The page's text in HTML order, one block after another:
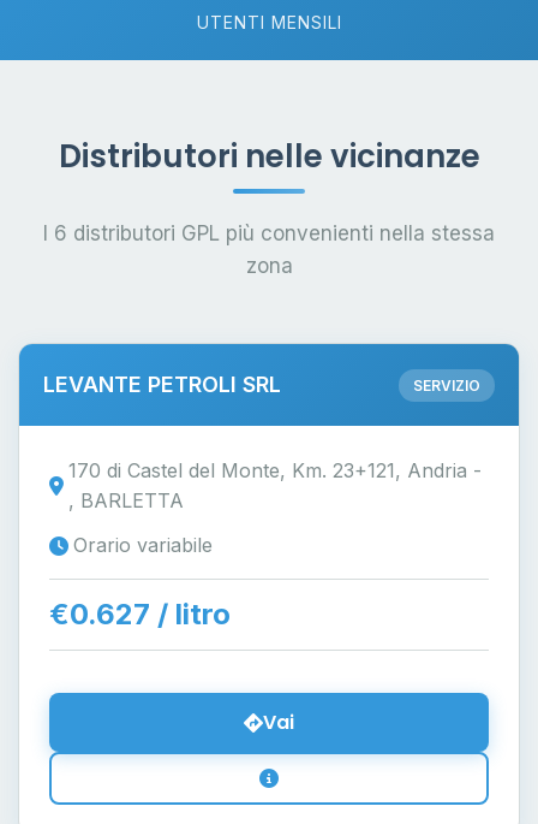
UTENTI MENSILI
Distributori nelle vicinanze
I 6 distributori GPL più convenienti nella stessa
zona
LEVANTE PETROLI SRL SERVIZIO
170 di Castel del Monte, Km. 23+121, Andria -
, BARLETTA
Orario variabile
€0.627 / litro
Vai